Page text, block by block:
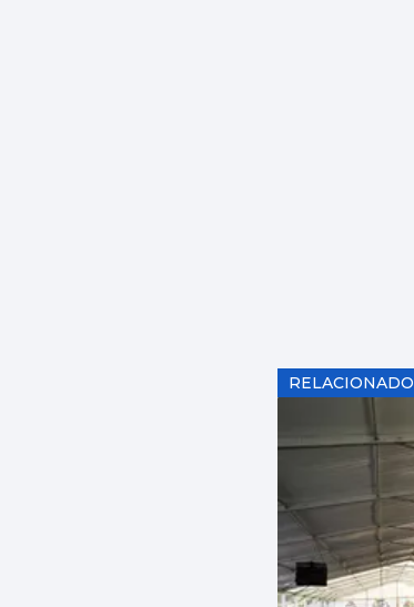
RELACIONADO